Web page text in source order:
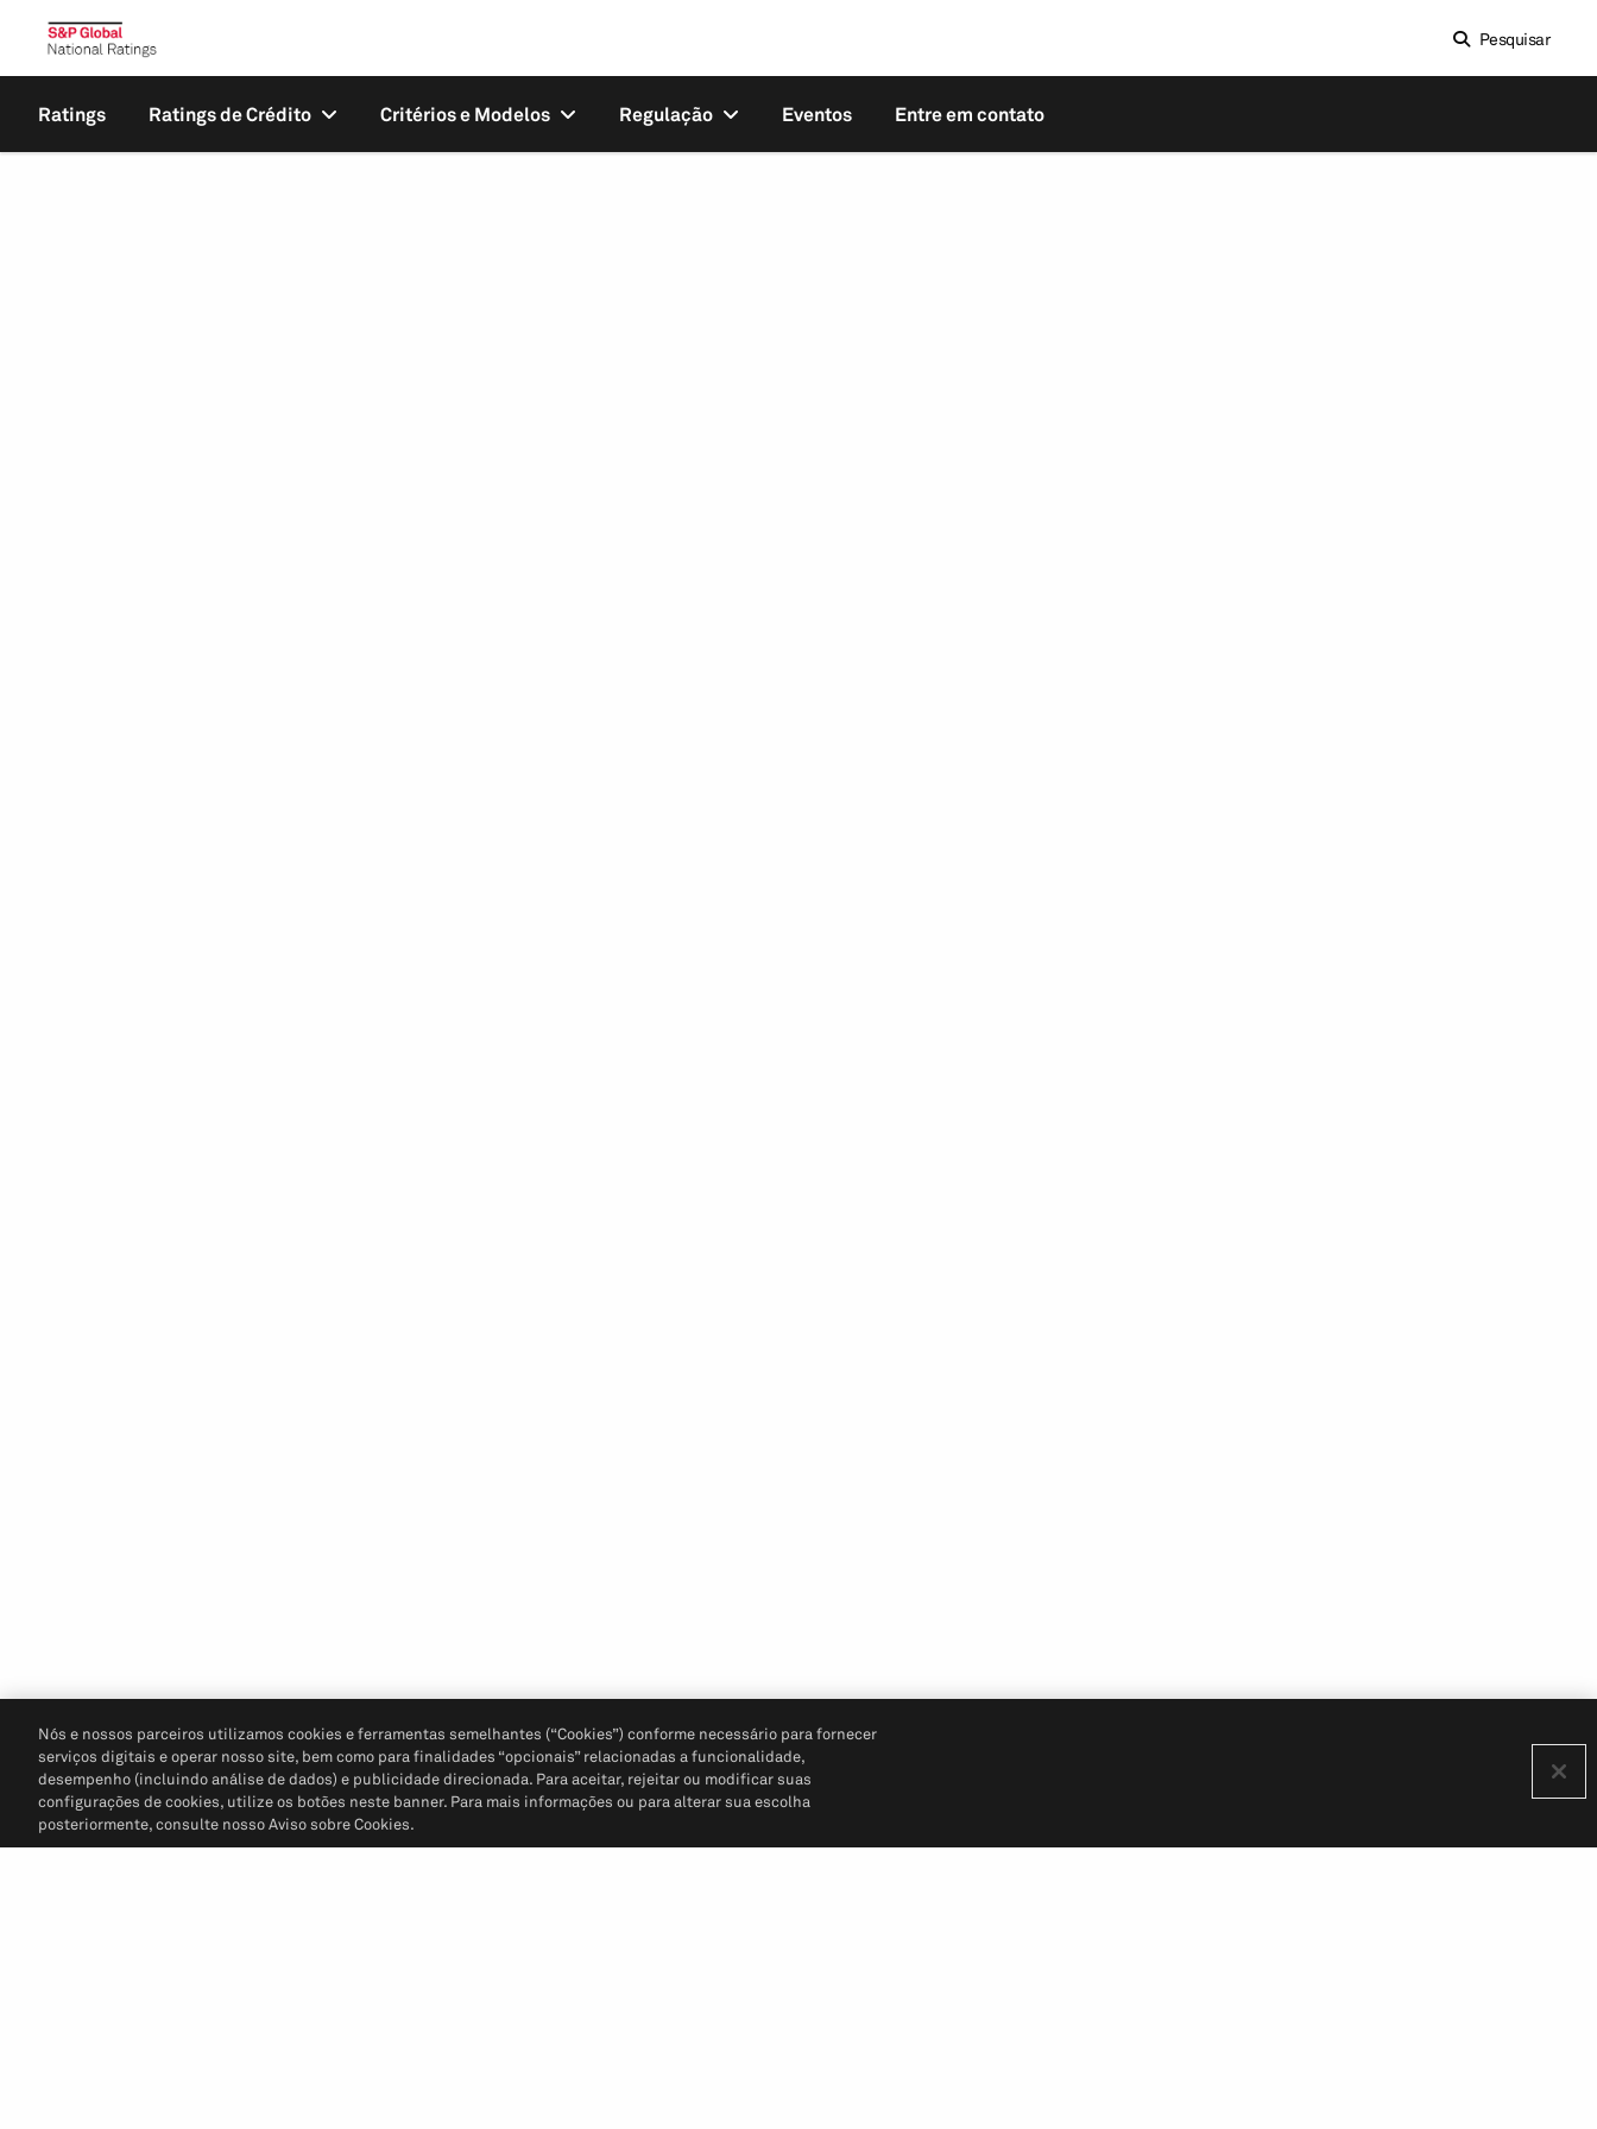
Pesquisar
Ratings Ratings de Crédito Critérios e Modelos Regulação Eventos Entre em contato
Nós e nossos parceiros utilizamos cookies e ferramentas semelhantes (“Cookies”) conforme necessário para fornecer
serviços digitais e operar nosso site, bem como para finalidades “opcionais” relacionadas a funcionalidade,
desempenho (incluindo análise de dados) e publicidade direcionada. Para aceitar, rejeitar ou modificar suas
configurações de cookies, utilize os botões neste banner. Para mais informações ou para alterar sua escolha
posteriormente, consulte nosso Aviso sobre Cookies.